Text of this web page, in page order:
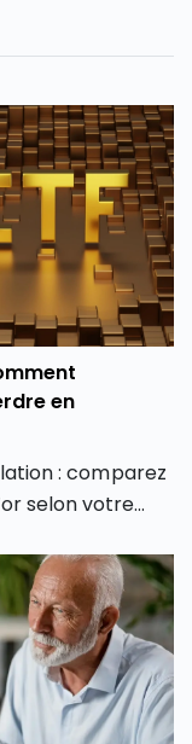
en
: comparez
selon votre